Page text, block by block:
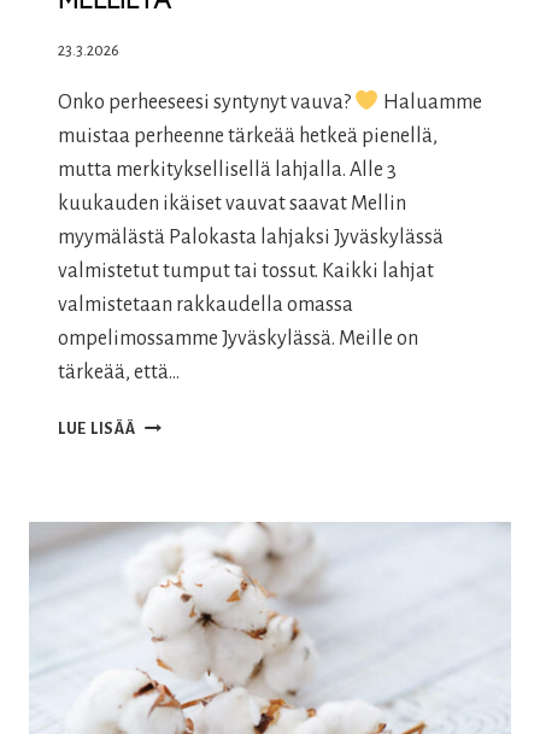
KESKOSILLE
23.3.2026
Onko perheeseesi syntynyt vauva?
Haluamme
muistaa perheenne tärkeää hetkeä pienellä,
mutta merkityksellisellä lahjalla. Alle 3
kuukauden ikäiset vauvat saavat Mellin
myymälästä Palokasta lahjaksi Jyväskylässä
valmistetut tumput tai tossut. Kaikki lahjat
valmistetaan rakkaudella omassa
ompelimossamme Jyväskylässä. Meille on
tärkeää, että…
LUE LISÄÄ VAUVAN